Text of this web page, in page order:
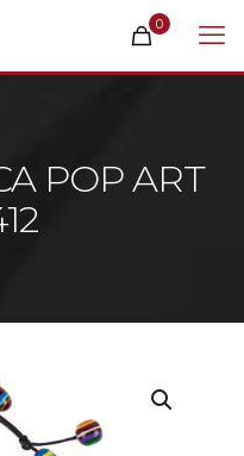
0
POP ART